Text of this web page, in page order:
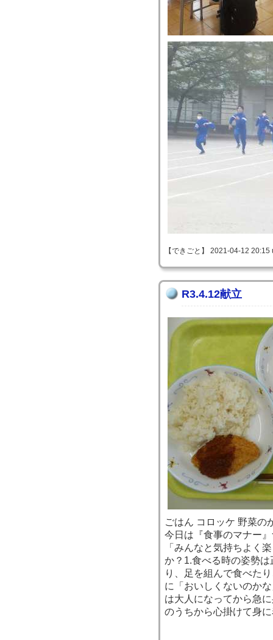
【できごと】 2021-04-12
R3.4.12献立
ごはん コロッケ 野菜の
今日は『食事のマナー
「みんなと気持ちよく
か？1.食べる時の姿勢
り、足を組んで食べた
に「おいしくないのか
は大人になってから急
のうちから心掛けて身